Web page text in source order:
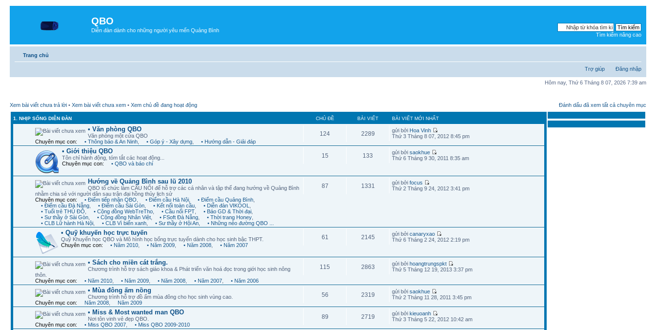
QBO
Diễn đàn dành cho những người yêu mến Quảng Bình
Tìm kiếm nâng cao
Trang chủ
Trợ giúp Đăng nhập
Hôm nay, Thứ 6 Tháng 8 07, 2026 7:39 am
Xem bài viết chưa trả lời • Xem bài viết chưa xem • Xem chủ đề đang hoạt động Đánh dấu đã xem tất cả chuyên mục
1. NHỊP SỐNG DIỄN ĐÀN CHỦ ĐỀ BÀI VIẾT BÀI VIẾT MỚI NHẤT
• Văn phòng QBO
Văn phòng một cửa QBO
Chuyên mục con:
• Thông báo & An Ninh • Góp ý - Xây dựng • Hướng dẫn - Giải đáp
124 2289 gửi bởi Hoa Vinh
Thứ 3 Tháng 8 07, 2012 8:45 pm
• Giới thiệu QBO
Tôn chỉ hành động, tóm tắt các hoạt động...
Chuyên mục con:
• QBO và báo chí
15 133 gửi bởisaokhue
Thứ 6 Tháng 9 30, 2011 8:35 am
Hướng về Quảng Bình sau lũ 2010
QBO tổ chức làm CẦU NỐI để hỗ trợ các cá nhân và tập thể đang hướng về Quảng Bình
nhằm chia sẻ với người dân sau trận đại hồng thủy lịch sử
Chuyên mục con:
• Điểm tiếp nhận QBO • Điểm cầu Hà Nội • Điểm cầu Quảng Bình
• Điểm cầu Đà Nẵng
• Điểm cầu Sài Gòn • Kết nối toàn cầu • Diễn đàn VIKOOL
• Tuổi trẻ THỦ ĐÔ
• Cộng đồng WebTreTho • Cầu nối FPT • Báo GD & Thời đại
• Sư thầy ở Sài Gòn
• Cộng đồng Nhân Việt • FSoft Đà Nẵng • Thời trang Honey
• CLB Lữ hành Hà Nội
• CLB Vì biển xanh • Sư thầy ở Hội An • Những nẻo đường QBO ...
87 1331 gửi bởifocus
Thứ 2 Tháng 9 24, 2012 3:41 pm
• Quỹ khuyến học trực tuyến
Quỹ Khuyến học QBO và Mô hình học bổng trực tuyến dành cho học sinh bậc THPT.
Chuyên mục con:
• Năm 2010 • Năm 2009 • Năm 2008 • Năm 2007
61 2145 gửi bởicanaryxao
Thứ 6 Tháng 2 24, 2012 2:19 pm
• Sách cho miền cát trắng.
Chương trình hỗ trợ sách giáo khoa & Phát triển văn hoá đọc trong giới học sinh nông
thôn.
Chuyên mục con:
• Năm 2010 • Năm 2009 • Năm 2008 • Năm 2007 • Năm 2006
115 2863 gửi bởihoangtrungspkt
Thứ 5 Tháng 12 19, 2013 3:37 pm
• Mùa đông ấm nồng
Chương trình hỗ trợ đồ ấm mùa đông cho học sinh vùng cao.
Chuyên mục con:
Năm 2008 Năm 2009
56 2319 gửi bởisaokhue
Thứ 2 Tháng 11 28, 2011 3:45 pm
• Miss & Most wanted man QBO
Nơi tôn vinh vẻ đẹp QBO.
Chuyên mục con:
• Miss QBO 2007 • Miss QBO 2009-2010
89 2719 gửi bởikieuoanh
Thứ 3 Tháng 5 22, 2012 10:42 am